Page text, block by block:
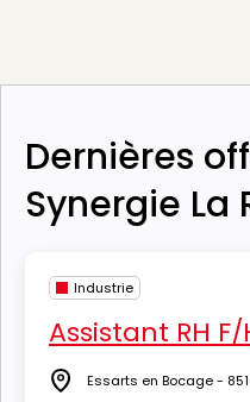
Dernières
Synergie La
Industrie
Assistant RH F/
Lieu Essarts en Bocage -